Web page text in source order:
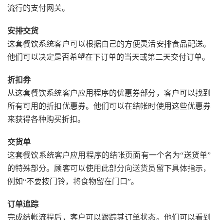
流行的支付网关。
安排交货
这套餐饮系统客户可以根据自己的方便灵活安排食品配送。
他们可以决定是否希望在下订单的当天或第二天交付订单。
折扣券
从这套餐饮系统客户应用程序的优惠券部分，客户可以找到
所有可用的折扣优惠券。他们可以在结帐时使用这些优惠券
来获得各种购买折扣。
交货单
这套餐饮系统客户应用程序的结帐页面有一个名为“送货单”
的特殊部分。顾客可以使用此部分向送货员留下具体指示，
例如“不要按门铃，将食物留在门口”。
订单追踪
完成结帐流程后，客户可以跟踪其订单状态。他们可以看到